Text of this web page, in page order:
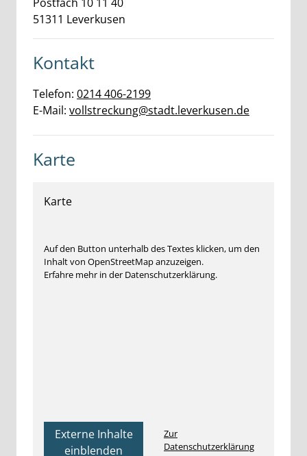
51311 Leverkusen
Kontakt
Telefon: 0214 406-2199
E-Mail: vollstreckung@stadt.leverkusen.de
Karte
Karte
Auf den Button unterhalb des Textes klicken, um den
Inhalt von OpenStreetMap anzuzeigen.
Erfahre mehr in der Datenschutzerklärung.
Externe Inhalte
einblenden
Zur
Datenschutzerklärung